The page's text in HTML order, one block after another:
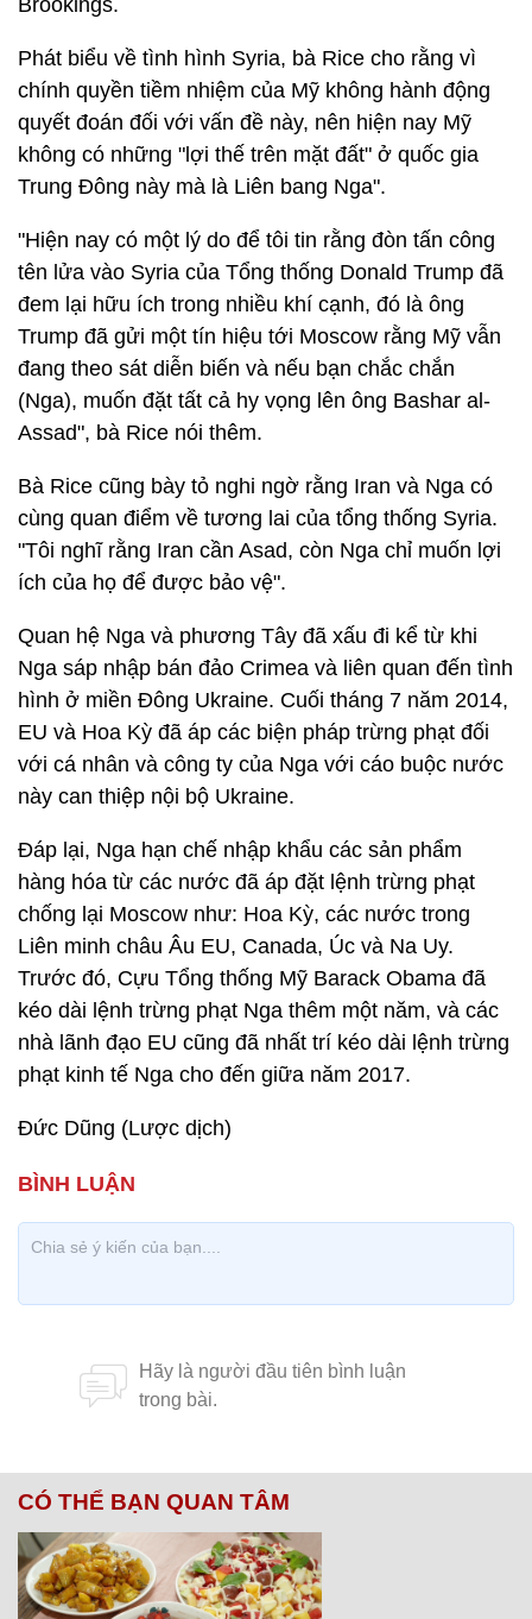
Brookings.
Phát biểu về tình hình Syria, bà Rice cho rằng vì
chính quyền tiềm nhiệm của Mỹ không hành động
quyết đoán đối với vấn đề này, nên hiện nay Mỹ
không có những "lợi thế trên mặt đất" ở quốc gia
Trung Đông này mà là Liên bang Nga".
"Hiện nay có một lý do để tôi tin rằng đòn tấn công
tên lửa vào Syria của Tổng thống Donald Trump đã
đem lại hữu ích trong nhiều khí cạnh, đó là ông
Trump đã gửi một tín hiệu tới Moscow rằng Mỹ vẫn
đang theo sát diễn biến và nếu bạn chắc chắn
(Nga), muốn đặt tất cả hy vọng lên ông Bashar al-
Assad", bà Rice nói thêm.
Bà Rice cũng bày tỏ nghi ngờ rằng Iran và Nga có
cùng quan điểm về tương lai của tổng thống Syria.
"Tôi nghĩ rằng Iran cần Asad, còn Nga chỉ muốn lợi
ích của họ để được bảo vệ".
Quan hệ Nga và phương Tây đã xấu đi kể từ khi
Nga sáp nhập bán đảo Crimea và liên quan đến tình
hình ở miền Đông Ukraine. Cuối tháng 7 năm 2014,
EU và Hoa Kỳ đã áp các biện pháp trừng phạt đối
với cá nhân và công ty của Nga với cáo buộc nước
này can thiệp nội bộ Ukraine.
Đáp lại, Nga hạn chế nhập khẩu các sản phẩm
hàng hóa từ các nước đã áp đặt lệnh trừng phạt
chống lại Moscow như: Hoa Kỳ, các nước trong
Liên minh châu Âu EU, Canada, Úc và Na Uy.
Trước đó, Cựu Tổng thống Mỹ Barack Obama đã
kéo dài lệnh trừng phạt Nga thêm một năm, và các
nhà lãnh đạo EU cũng đã nhất trí kéo dài lệnh trừng
phạt kinh tế Nga cho đến giữa năm 2017.
Đức Dũng (Lược dịch)
CÓ THỂ BẠN QUAN TÂM